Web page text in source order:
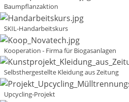
Baumpflanzaktion
SKIL-Handarbeitskurs
Kooperation - Firma für Biogasanlagen
Selbsthergestellte Kleidung aus Zeitung
Upcycling-Projekt